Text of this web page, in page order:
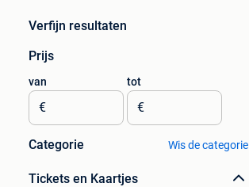
Verfijn resultaten
Prijs
van
€
tot
€
Categorie Wis de categorie
Tickets en Kaartjes